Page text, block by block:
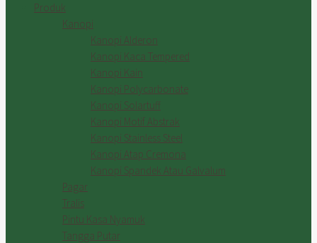
Produk
Kanopi
Kanopi Alderon
Kanopi Kaca Tempered
Kanopi Kain
Kanopi Polycarbonate
Kanopi Solartuff
Kanopi Motif Abstrak
Kanopi Stainless Steel
Kanopi Atap Cremona
Kanopi Spandek Atau Galvalum
Pagar
Tralis
Pintu Kasa Nyamuk
Tangga Putar